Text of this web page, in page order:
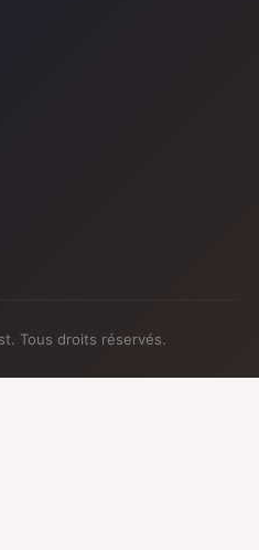
Tous droits réservés.